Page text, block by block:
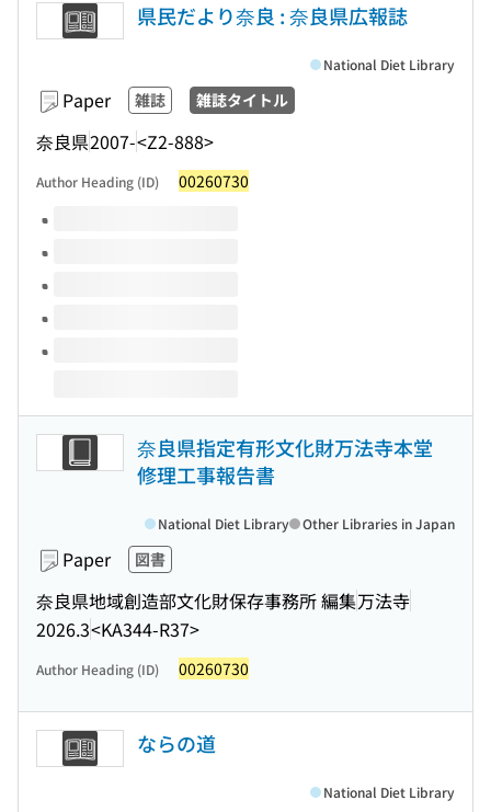
県民だより奈良 : 奈良県広報誌
Paper 雑誌 雑誌タイトル
奈良県2007-<Z2-888>
National Diet Library
Author Heading (ID) 00260730
Volumes of this title
奈良県指定有形文化財万法寺本堂
修理工事報告書
Paper 図書
奈良県地域創造部文化財保存事務所 編集万法寺
2026.3<KA344-R37>
National Diet Library Other Libraries in Japan
Author Heading (ID) 00260730
ならの道
National Diet Library